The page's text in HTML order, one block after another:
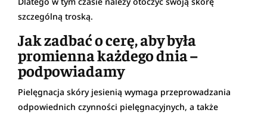
szczególną troską.
Jak zadbać o cerę, aby była
promienna każdego dnia –
podpowiadamy
Pielęgnacja skóry jesienią wymaga przeprowadzania
odpowiednich czynności pielęgnacyjnych, a także